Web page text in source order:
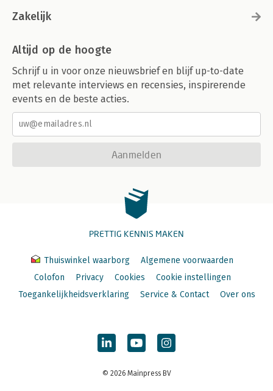
Zakelijk
Altijd op de hoogte
Schrijf u in voor onze nieuwsbrief en blijf up-to-date
met relevante interviews en recensies, inspirerende
events en de beste acties.
Aanmelden
PRETTIG KENNIS MAKEN
Thuiswinkel waarborg
Algemene voorwaarden
Colofon
Privacy Cookies
Cookie instellingen
Toegankelijkheidsverklaring
Service & Contact Over ons
© 2026 Mainpress BV